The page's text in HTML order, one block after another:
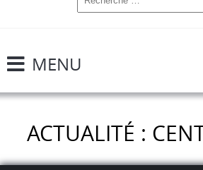
MENU
ACTUALITÉ :